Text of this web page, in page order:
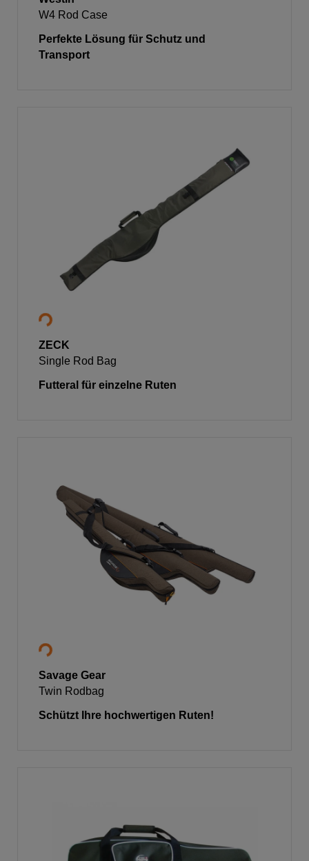
W4 Rod Case
Perfekte Lösung für Schutz und
Transport
ZECK
Single Rod Bag
Futteral für einzelne Ruten
Savage Gear
Twin Rodbag
Schützt Ihre hochwertigen Ruten!